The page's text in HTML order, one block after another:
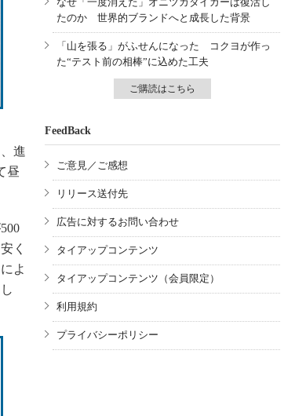
進
昼
く
よ
たのか 世界的ブランドへと成長した背景
「山を張る」がふせんになった コクヨが作っ
た“テスト前の相棒”に込めた工夫
ご購読はこちら
FeedBack
ご意見／ご感想
リリース送付先
広告に対するお問い合わせ
タイアップコンテンツ
タイアップコンテンツ（会員限定）
利用規約
プライバシーポリシー